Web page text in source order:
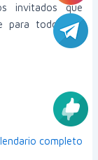
invitados que
para todos los
completo